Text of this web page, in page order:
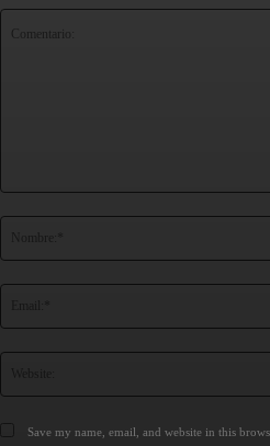
Save my name, email, and website in this